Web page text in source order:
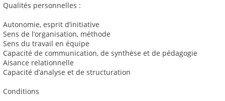
Qualités personnelles :
Autonomie, esprit d’initiative
Sens de l’organisation, méthode
Sens du travail en équipe
Capacité de communication, de synthèse et de pédagogie
Aisance relationnelle
Capacité d’analyse et de structuration
Conditions